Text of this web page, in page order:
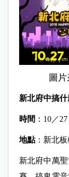
圖
新北府中搞
時間 ：10／
地點：新北
新北府中萬